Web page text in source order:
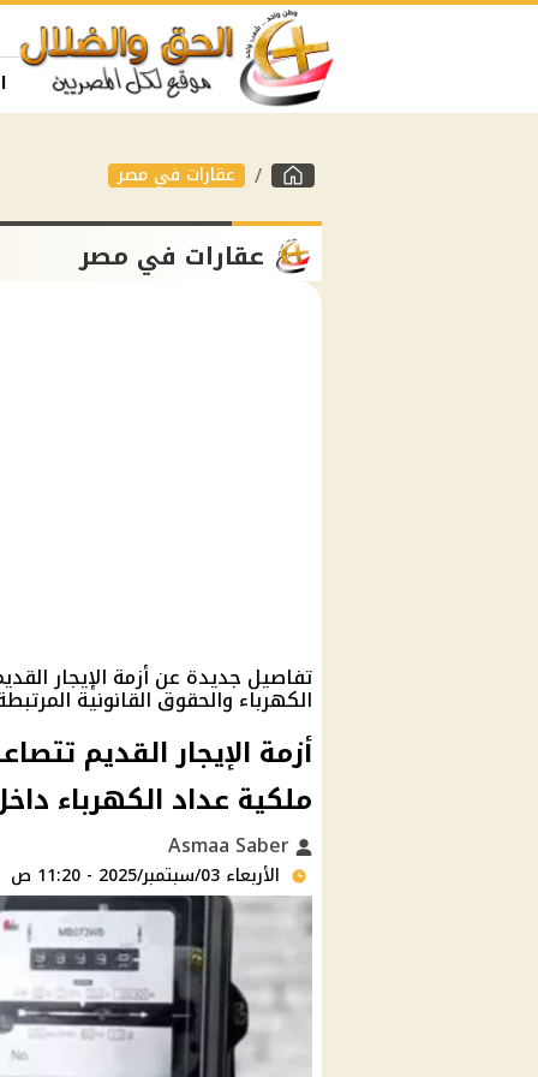
عقارات في مصر
عقارات في مصر
الكهرباء والحقوق القانونية
أزمة الإيجار القديم
ملكية عداد الكهرباء
الأربعاء 03/سبتمبر/2025 - 11:20 ص